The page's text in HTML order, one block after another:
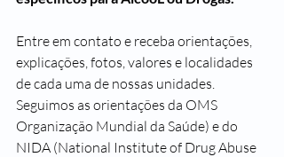
Entre em contato e receba orientações,
explicações, fotos, valores e localidades
de cada uma de nossas unidades.
Seguimos as orientações da OMS
Organização Mundial da Saúde) e do
NIDA (National Institute of Drug Abuse